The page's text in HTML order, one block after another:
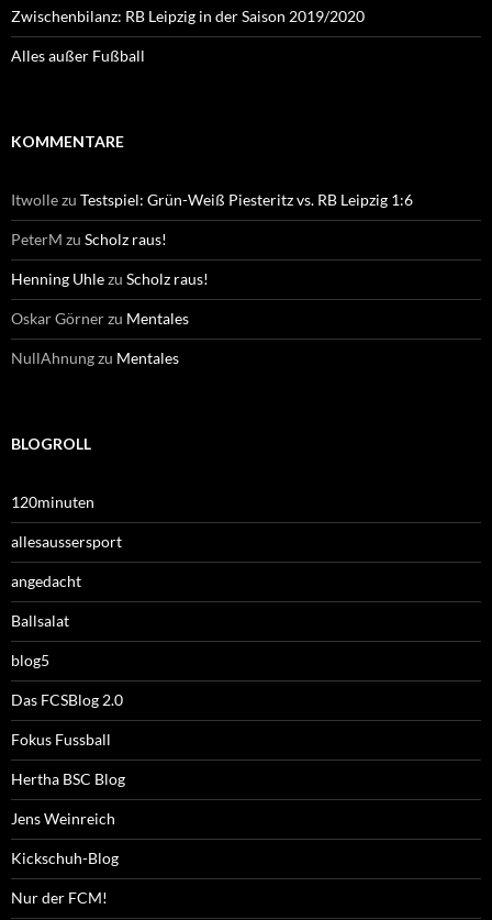
Zwischenbilanz: RB Leipzig in der Saison 2019/2020
Alles außer Fußball
KOMMENTARE
Itwollezu Testspiel: Grün-Weiß Piesteritz vs. RB Leipzig 1:6
PeterM zu Scholz raus!
Henning Uhlezu Scholz raus!
Oskar Görnerzu Mentales
NullAhnungzu Mentales
BLOGROLL
120minuten
allesaussersport
angedacht
Ballsalat
blog5
Das FCSBlog 2.0
Fokus Fussball
Hertha BSC Blog
Jens Weinreich
Kickschuh-Blog
Nur der FCM!